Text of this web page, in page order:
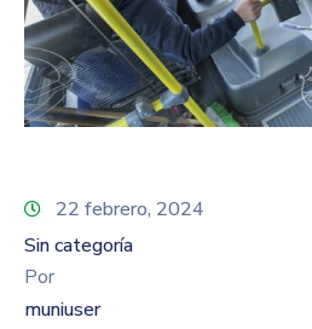
22 febrero, 2024
Sin categoría
Por
muniuser